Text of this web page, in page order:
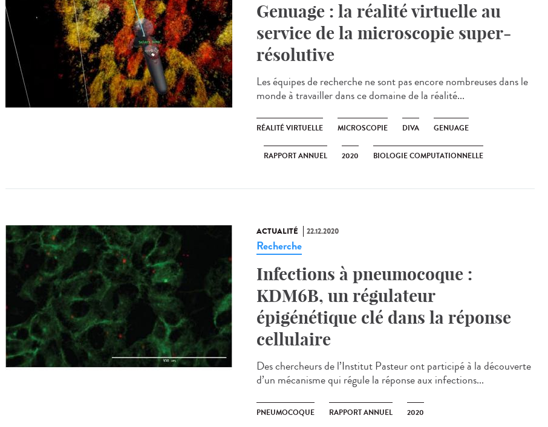
Genuage : la réalité virtuelle au
service de la microscopie super-
résolutive
Les équipes de recherche ne sont pas encore nombreuses dans le
monde à travailler dans ce domaine de la réalité...
RÉALITÉ VIRTUELLE MICROSCOPIE DIVA GENUAGE
RAPPORT ANNUEL 2020 BIOLOGIE COMPUTATIONNELLE
ACTUALITÉ 22.12.2020
Recherche
Infections à pneumocoque :
KDM6B, un régulateur
épigénétique clé dans la réponse
cellulaire
Des chercheurs de l’Institut Pasteur ont participé à la découverte
d’un mécanisme qui régule la réponse aux infections...
PNEUMOCOQUE RAPPORT ANNUEL 2020